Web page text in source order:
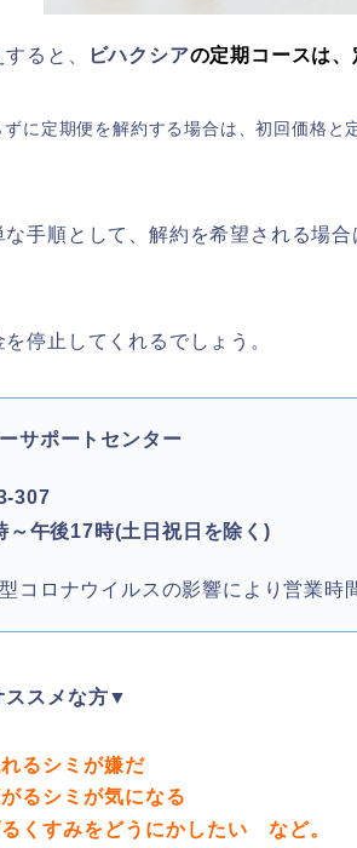
ると、 ビハクシアの定期コースは、
に定期便を解約する場合は、初回価格と
手順として、解約を希望される場
停止してくれるでしょう。
サポートセンター
307
～午後17時(土日祝日を除く)
コロナウイルスの影響により営業時
ススメな方▼
るシミが嫌だ
るシミが気になる
くすみをどうにかしたい など。